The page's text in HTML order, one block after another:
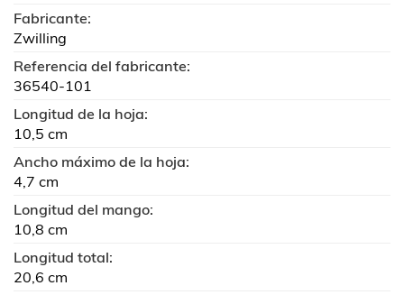
Fabricante:
Zwilling
Referencia del fabricante:
36540-101
Longitud de la hoja:
10,5 cm
Ancho máximo de la hoja:
4,7 cm
Longitud del mango:
10,8 cm
Longitud total:
20,6 cm